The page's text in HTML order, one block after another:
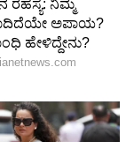
ವಕೀಲರ
ಮಹಿಳಾ ಪೊಲೀಸ್‌
ಸೈಬರ್‌